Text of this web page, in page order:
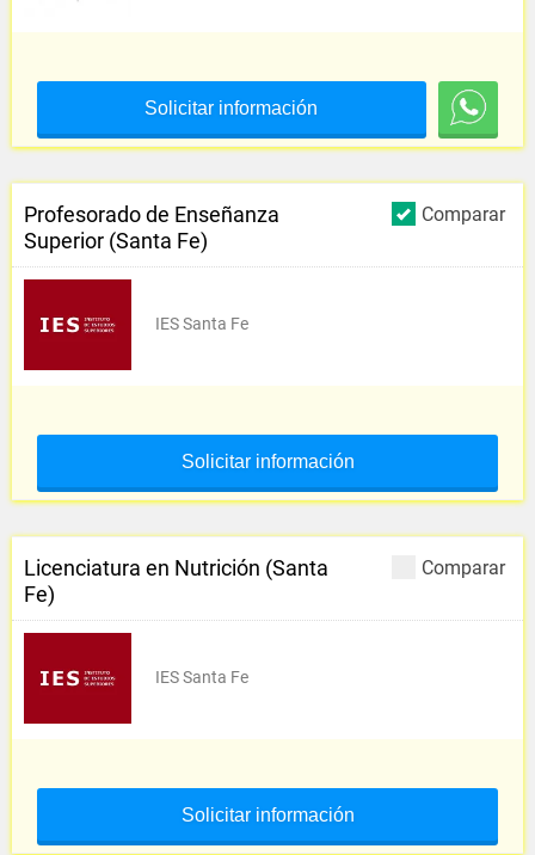
Solicitar información
Comparar
Profesorado de Enseñanza
Superior (Santa Fe)
IES Santa Fe
Solicitar información
Comparar
Licenciatura en Nutrición (Santa
Fe)
IES Santa Fe
Solicitar información